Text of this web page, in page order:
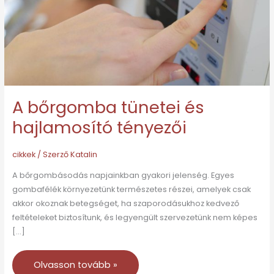
A bőrgomba tünetei és
hajlamosító tényezői
cikkek/ SzerzőKatalin
A bőrgombásodás napjainkban gyakori jelenség. Egyes
gombafélék környezetünk természetes részei, amelyek csak
akkor okoznak betegséget, ha szaporodásukhoz kedvező
feltételeket biztosítunk, és legyengült szervezetünk nem képes
[…]
tényezői
Olvasson tovább »